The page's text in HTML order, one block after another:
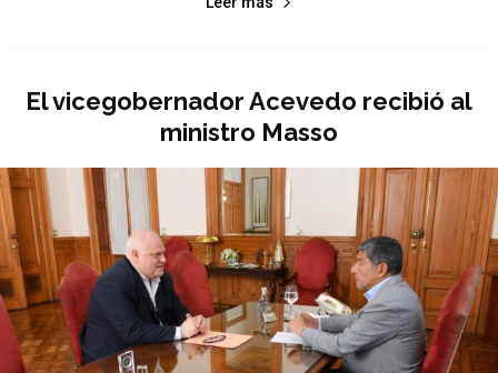
El vicegobernador Acevedo recibió al
ministro Masso